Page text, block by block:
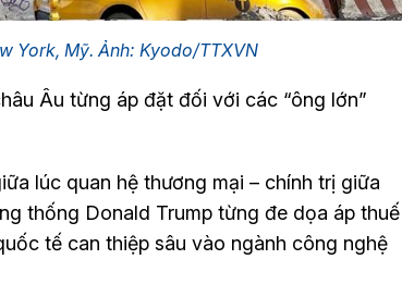
York, Mỹ. Ảnh: Kyodo/TTXVN
Âu từng áp đặt đối với các “ông lớn”
lúc quan hệ thương mại – chính trị giữa
thống Donald Trump từng đe dọa áp thuế
tế can thiệp sâu vào ngành công nghệ